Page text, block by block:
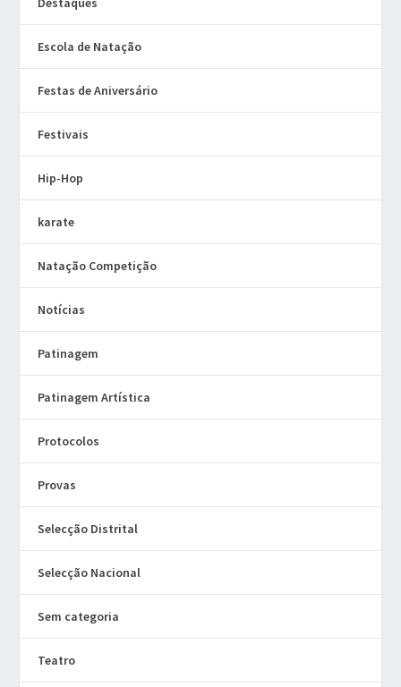
Escola de Natação
Festas de Aniversário
Festivais
Hip-Hop
karate
Natação Competição
Notícias
Patinagem
Patinagem Artística
Protocolos
Provas
Selecção Distrital
Selecção Nacional
Sem categoria
Teatro